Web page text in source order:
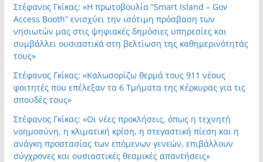
Στέφανος Γκίκας: «Η πρωτοβουλία “Smart Island – Gov
Access Booth” ενισχύει την ισότιμη πρόσβαση των
νησιωτών μας στις ψηφιακές δημόσιες υπηρεσίες και
συμβάλλει ουσιαστικά στη βελτίωση της καθημερινότητάς
τους»
Στέφανος Γκίκας: «Καλωσορίζω θερμά τους 911 νέους
φοιτητές που επέλεξαν τα 6 Τμήματα της Κέρκυρας για τις
σπουδές τους»
Στέφανος Γκίκας: «Οι νέες προκλήσεις, όπως η τεχνητή
νοημοσύνη, η κλιματική κρίση, η στεγαστική πίεση και η
ανάγκη προστασίας των επόμενων γενεών, επιβάλλουν
σύγχρονες και ουσιαστικές θεσμικές απαντήσεις»